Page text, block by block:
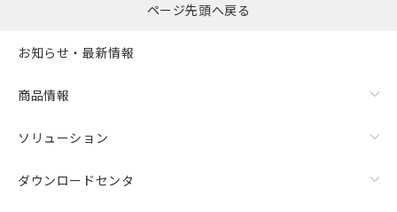
括ダウンロード
ページ先頭へ戻る
お知らせ・最新情報
商品情報
ソリューション
ダウンロードセンタ